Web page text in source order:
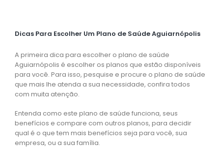
Dicas Para Escolher Um Plano de Saúde Aguiarnópolis
A primeira dica para escolher o plano de saúde
Aguiarnópolis é escolher os planos que estão disponíveis
para você. Para isso, pesquise e procure o plano de saúde
que mais lhe atenda a sua necessidade, confira todos
com muita atenção.
Entenda como este plano de saúde funciona, seus
benefícios e compare com outros planos, para decidir
qual é o que tem mais benefícios seja para você, sua
empresa, ou a sua família.